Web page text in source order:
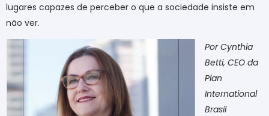
lugares capazes de perceber o que a sociedade insiste em
não ver.
Por Cynthia
Betti, CEO da
Plan
International
Brasil